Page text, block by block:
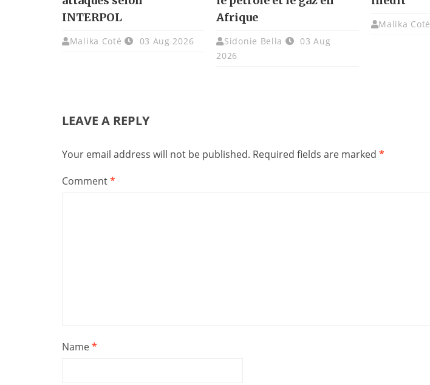
INTERPOL
Malika Coté 03 Aug 2026
Afrique
Sidonie Bella
03 Aug
2026
Malika Coté
LEAVE A REPLY
Your email address will not be published. Required fields are marked *
Comment*
Name*